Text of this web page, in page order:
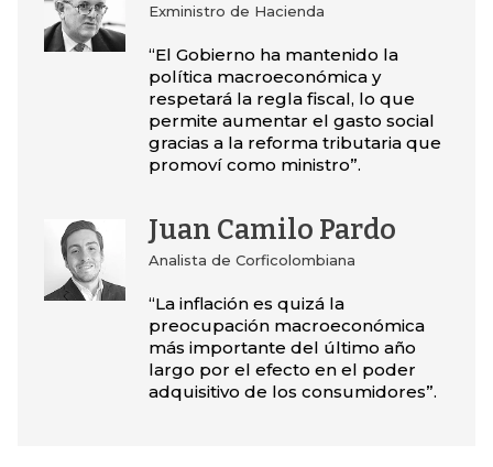
Exministro de Hacienda
“El Gobierno ha mantenido la
política macroeconómica y
respetará la regla fiscal, lo que
permite aumentar el gasto social
gracias a la reforma tributaria que
promoví como ministro”.
Juan Camilo Pardo
Analista de Corficolombiana
“La inflación es quizá la
preocupación macroeconómica
más importante del último año
largo por el efecto en el poder
adquisitivo de los consumidores”.